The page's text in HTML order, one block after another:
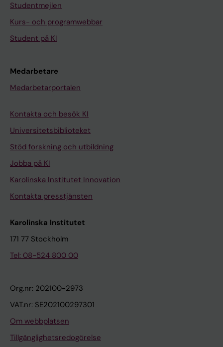
Studentmejlen
Kurs- och programwebbar
Student på KI
Medarbetare
Medarbetarportalen
Kontakta och besök KI
Universitetsbiblioteket
Stöd forskning och utbildning
Jobba på KI
Karolinska Institutet Innovation
Kontakta presstjänsten
Karolinska Institutet
171 77 Stockholm
Tel: 08-524 800 00
Org.nr: 202100-2973
VAT.nr: SE202100297301
Om webbplatsen
Tillgänglighetsredogörelse